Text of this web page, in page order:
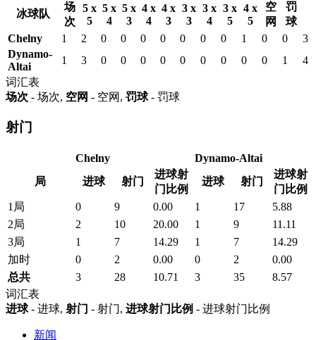
冰球队
场
次
5 x
5
5 x
4
5 x
3
4 x
4
4 x
3
3 x
3
3 x
4
3 x
5
4 x
5
空
网
罚
球
Chelny
1 2 0 0 0 0 0 0 0 1 0 0
3
Dynamo-
Altai
1 3 0 0 0 0 0 0 0 0 0 1
4
词汇表
场次 - 场次, 空网 - 空网, 罚球- 罚球
射门
Chelny
Dynamo-Altai
局
进球 射门
进球射
门比例
进球 射门
进球射
门比例
1局
0 9 0.00 1 17
5.88
2局
2 10 20.00 1 9
11.11
3局
1 7 14.29 1 7
14.29
加时
0 2 0.00 0 2
0.00
总共
3 28 10.71 3 35
8.57
词汇表
进球- 进球, 射门 - 射门, 进球射门比例 - 进球射门比例
新闻